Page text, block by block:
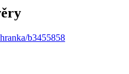
b3455858